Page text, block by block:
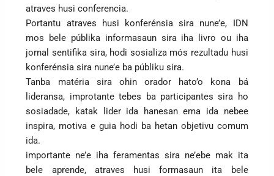
atraves husi conferencia.
Portantu atraves husi konferénsia sira nune’e, IDN
mos bele públika informasaun sira iha livro ou iha
jornal sentifika sira, hodi sosializa mós rezultadu husi
konferénsia sira nune’e ba públiku sira.
Tanba matéria sira ohin orador hato’o kona bá
lideransa, improtante tebes ba participantes sira ho
sosiadade, katak lider ida hanesan ema ida nebee
inspira, motiva e guia hodi ba hetan objetivu comum
ida.
importante ne’e iha feramentas sira ne’ebe mak ita
bele aprende, atraves husi formasaun ita bele